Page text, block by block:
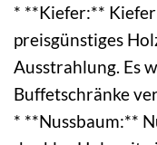
* **Kiefer:**
preisgünstiges
Ausstrahlung. Es
Buffetschränke
* **Nussbaum:**